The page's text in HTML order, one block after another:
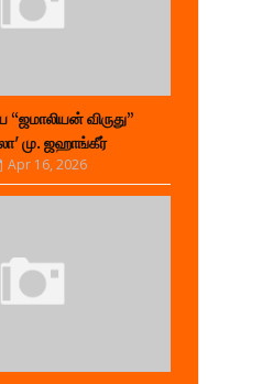
“ஜமாலியன் விருது”
மு. ஜஹாங்கீர்
Apr 16, 2026